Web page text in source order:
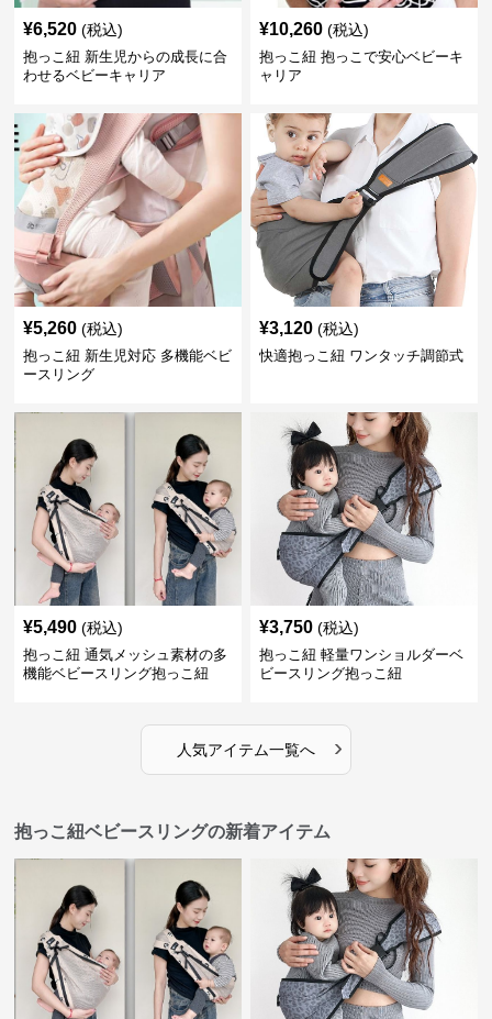
¥6,520 (税込)
抱っこ紐 新生児からの成長に合
わせるベビーキャリア
¥10,260 (税込)
抱っこ紐 抱っこで安心ベビーキ
ャリア
¥5,260 (税込)
抱っこ紐 新生児対応 多機能ベビ
ースリング
¥3,120 (税込)
快適抱っこ紐 ワンタッチ調節式
¥5,490 (税込)
抱っこ紐 通気メッシュ素材の多
機能ベビースリング抱っこ紐
¥3,750 (税込)
抱っこ紐 軽量ワンショルダーベ
ビースリング抱っこ紐
人気アイテム一覧へ ›
抱っこ紐ベビースリングの新着アイテム